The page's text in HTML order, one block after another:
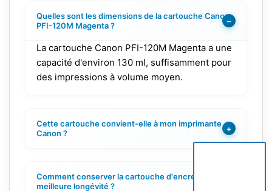
Quelles sont les dimensions de la cartouche Canon
PFI-120M Magenta ?
−
La cartouche Canon PFI-120M Magenta a une
capacité d'environ 130 ml, suffisamment pour
des impressions à volume moyen.
Cette cartouche convient-elle à mon imprimante
Canon ?
+
Comment conserver la cartouche d'encre pour une
meilleure longévité ?